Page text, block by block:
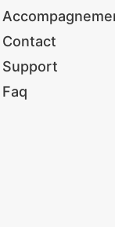
Contact
Support
Faq